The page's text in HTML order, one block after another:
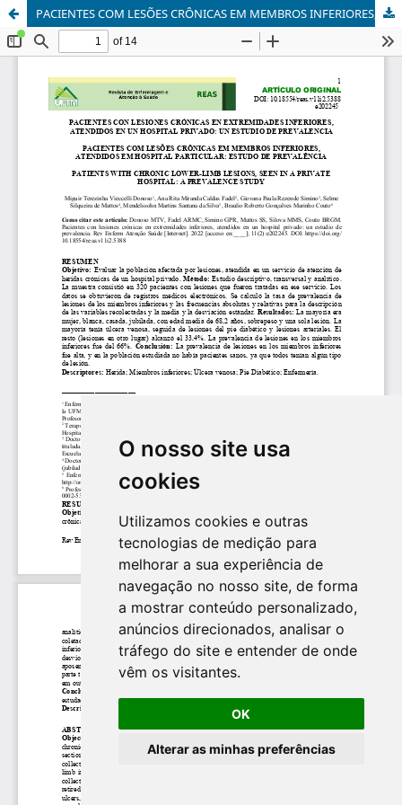
O nosso site usa
cookies
Utilizamos cookies e outras
tecnologias de medição para
melhorar a sua experiência de
navegação no nosso site, de forma
a mostrar conteúdo personalizado,
anúncios direcionados, analisar o
tráfego do site e entender de onde
vêm os visitantes.
OK
Alterar as minhas preferências
PACIENTES COM LESÕES CRÔNICAS EM MEMBROS INFERIORES, ATENDIDOS EM HOSPITAL PARTICULAR: ESTUDO DE PREVALÊNCIA